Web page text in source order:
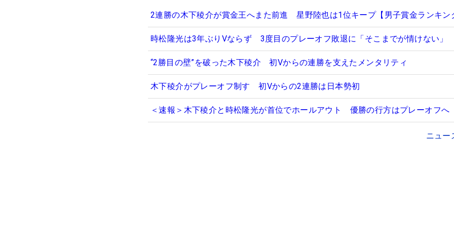
2連勝の木下稜介が賞金王へまた前進 星野陸也は1位キープ【男子賞金ランキン
時松隆光は3年ぶりVならず 3度目のプレーオフ敗退に「そこまでが情けない」
“2勝目の壁”を破った木下稜介 初Vからの連勝を支えたメンタリティ
木下稜介がプレーオフ制す 初Vからの2連勝は日本勢初
＜速報＞木下稜介と時松隆光が首位でホールアウト 優勝の行方はプレーオフへ
ニュー